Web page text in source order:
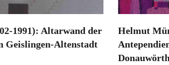
1991): Altarwand der
Geislingen-Altenstadt
Helmut